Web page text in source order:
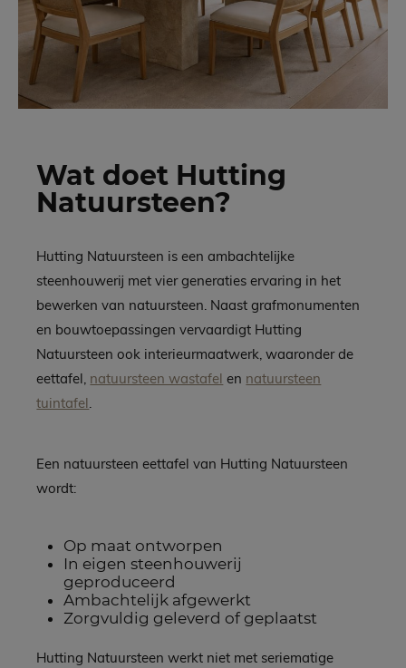
Wat doet Hutting
Natuursteen?
Hutting Natuursteen is een ambachtelijke
steenhouwerij met vier generaties ervaring in het
bewerken van natuursteen. Naast grafmonumenten
en bouwtoepassingen vervaardigt Hutting
Natuursteen ook interieurmaatwerk, waaronder de
eettafel, natuursteen wastafel en natuursteen
tuintafel.
Een natuursteen eettafel van Hutting Natuursteen
wordt:
Op maat ontworpen
In eigen steenhouwerij
geproduceerd
Ambachtelijk afgewerkt
Zorgvuldig geleverd of geplaatst
Hutting Natuursteen werkt niet met seriematige